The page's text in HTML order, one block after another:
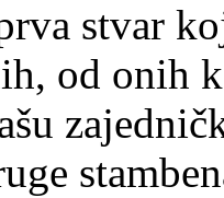
stvar
od onih